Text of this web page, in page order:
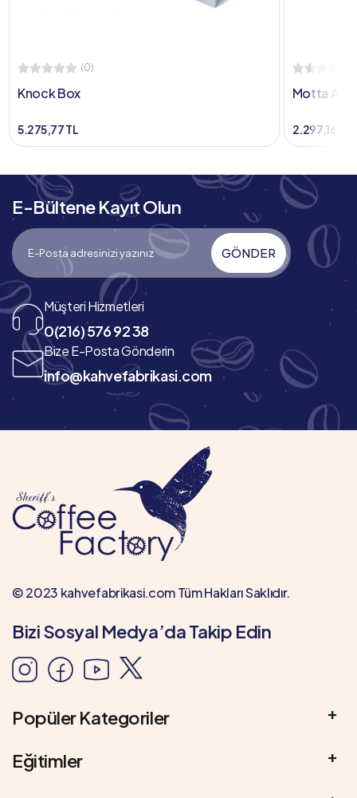
(0)
Knock Box
5.275,77 TL
Motta
2.297,16 TL
E-Bültene Kayıt Olun
GÖNDER
Müşteri Hizmetleri
0(216) 576 92 38
Bize E-Posta Gönderin
info@kahvefabrikasi.com
© 2023 kahvefabrikasi.com Tüm Hakları Saklıdır.
Bizi Sosyal Medya’da Takip Edin
Popüler Kategoriler
Eğitimler